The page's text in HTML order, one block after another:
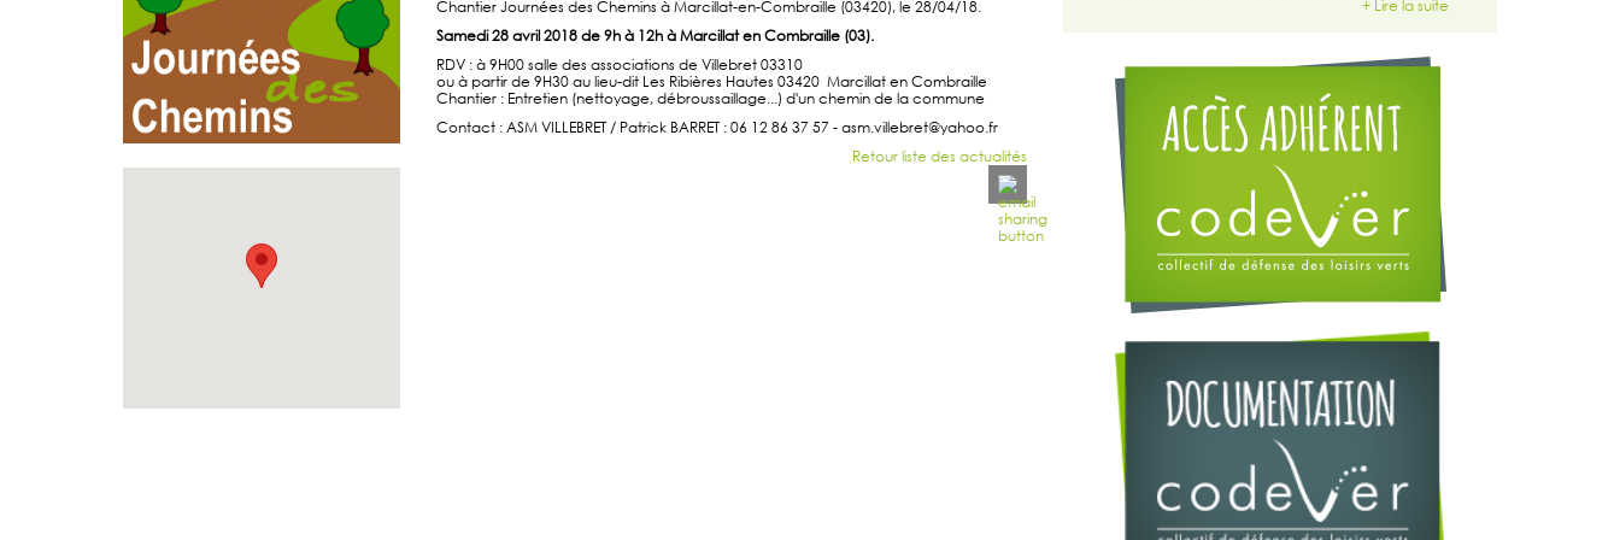
Chantier Journées des Chemins à Marcillat-en-Combraille (03420), le 28/04/18.
Samedi 28 avril 2018 de 9h à 12h à Marcillat en Combraille (03).
RDV : à 9H00 salle des associations de Villebret 03310
ou à partir de 9H30 au lieu-dit Les Ribières Hautes 03420 Marcillat en Combraille
Chantier : Entretien (nettoyage, débroussaillage...) d'un chemin de la commune
Contact : ASM VILLEBRET / Patrick BARRET : 06 12 86 37 57 - asm.villebret@yahoo.fr
Retour liste des actualités
+ Lire la suite